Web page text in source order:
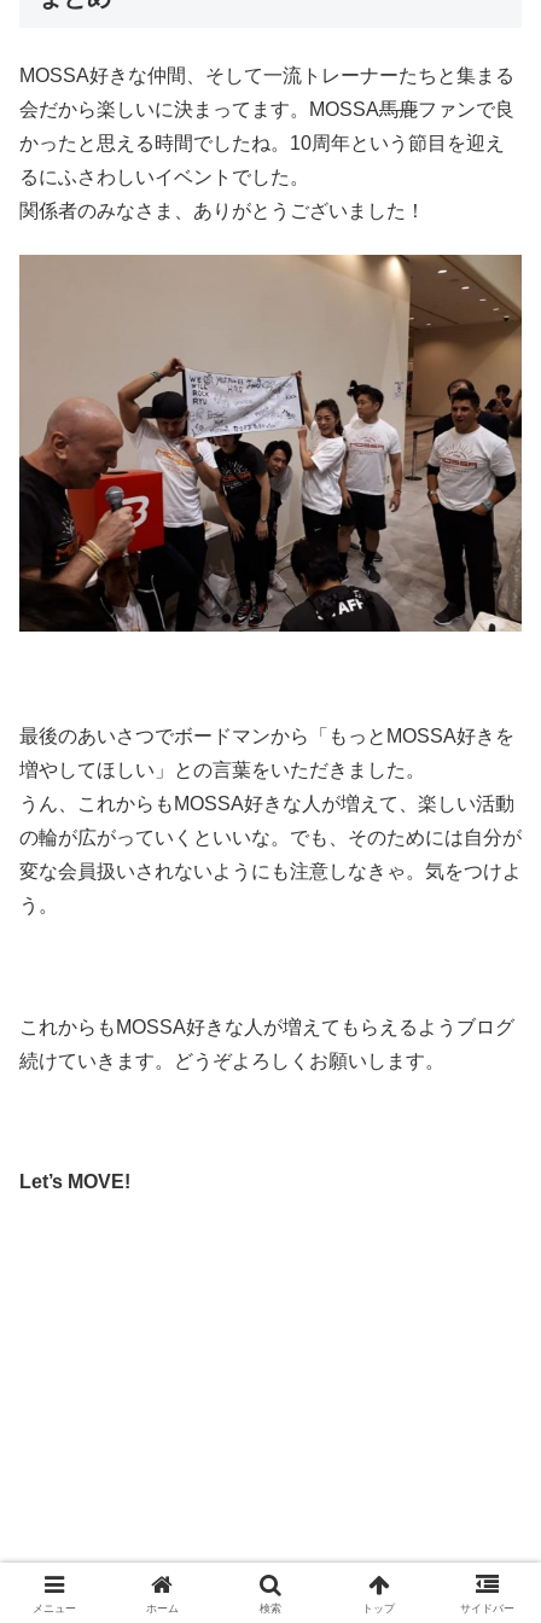
MOSSA好きな仲間、そして一流トレーナーたちと集まる
会だから楽しいに決まってます。MOSSA馬鹿ファンで良
かったと思える時間でしたね。10周年という節目を迎え
るにふさわしいイベントでした。
関係者のみなさま、ありがとうございました！
最後のあいさつでボードマンから「もっとMOSSA好きを
増やしてほしい」との言葉をいただきました。
うん、これからもMOSSA好きな人が増えて、楽しい活動
の輪が広がっていくといいな。でも、そのためには自分が
変な会員扱いされないようにも注意しなきゃ。気をつけよ
う。
これからもMOSSA好きな人が増えてもらえるようブログ
続けていきます。どうぞよろしくお願いします。
Let’s MOVE!
メニュー ホーム 検索 トップ サイドバー